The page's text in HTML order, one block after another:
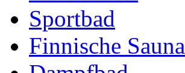
Sportbad
Finnische Sauna